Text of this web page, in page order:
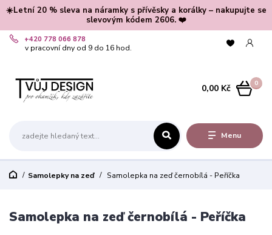
☀️Letní 20 % sleva na náramky s přívěsky a korálky – nakupujte se
slevovým kódem 2606. ❤️
Menu
+420 778 066 878
v pracovní dny od 9 do 16 hod.
0
0,00 Kč
Samolepky na zeď Samolepka na zeď černobílá - Peříčka
Samolepka na zeď černobílá - Peříčka